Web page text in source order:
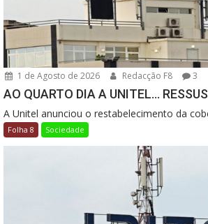
1 de Agosto de 2026 Redacção F8 3
AO QUARTO DIA A UNITEL…
A Unitel anunciou o restabelecimento da
Folha 8 Sociedade